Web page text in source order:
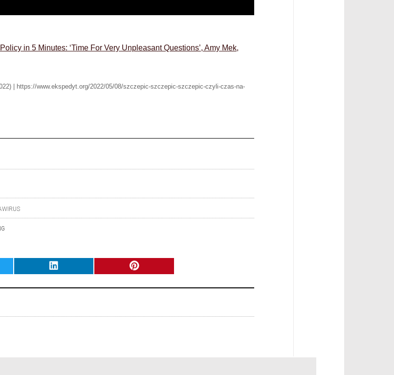
in 5 Minutes: ‘Time For Very Unpleasant Questions’, Amy Mek,
| https://www.ekspedyt.org/2022/05/08/szczepic-szczepic-szczepic-czyli-czas-na-